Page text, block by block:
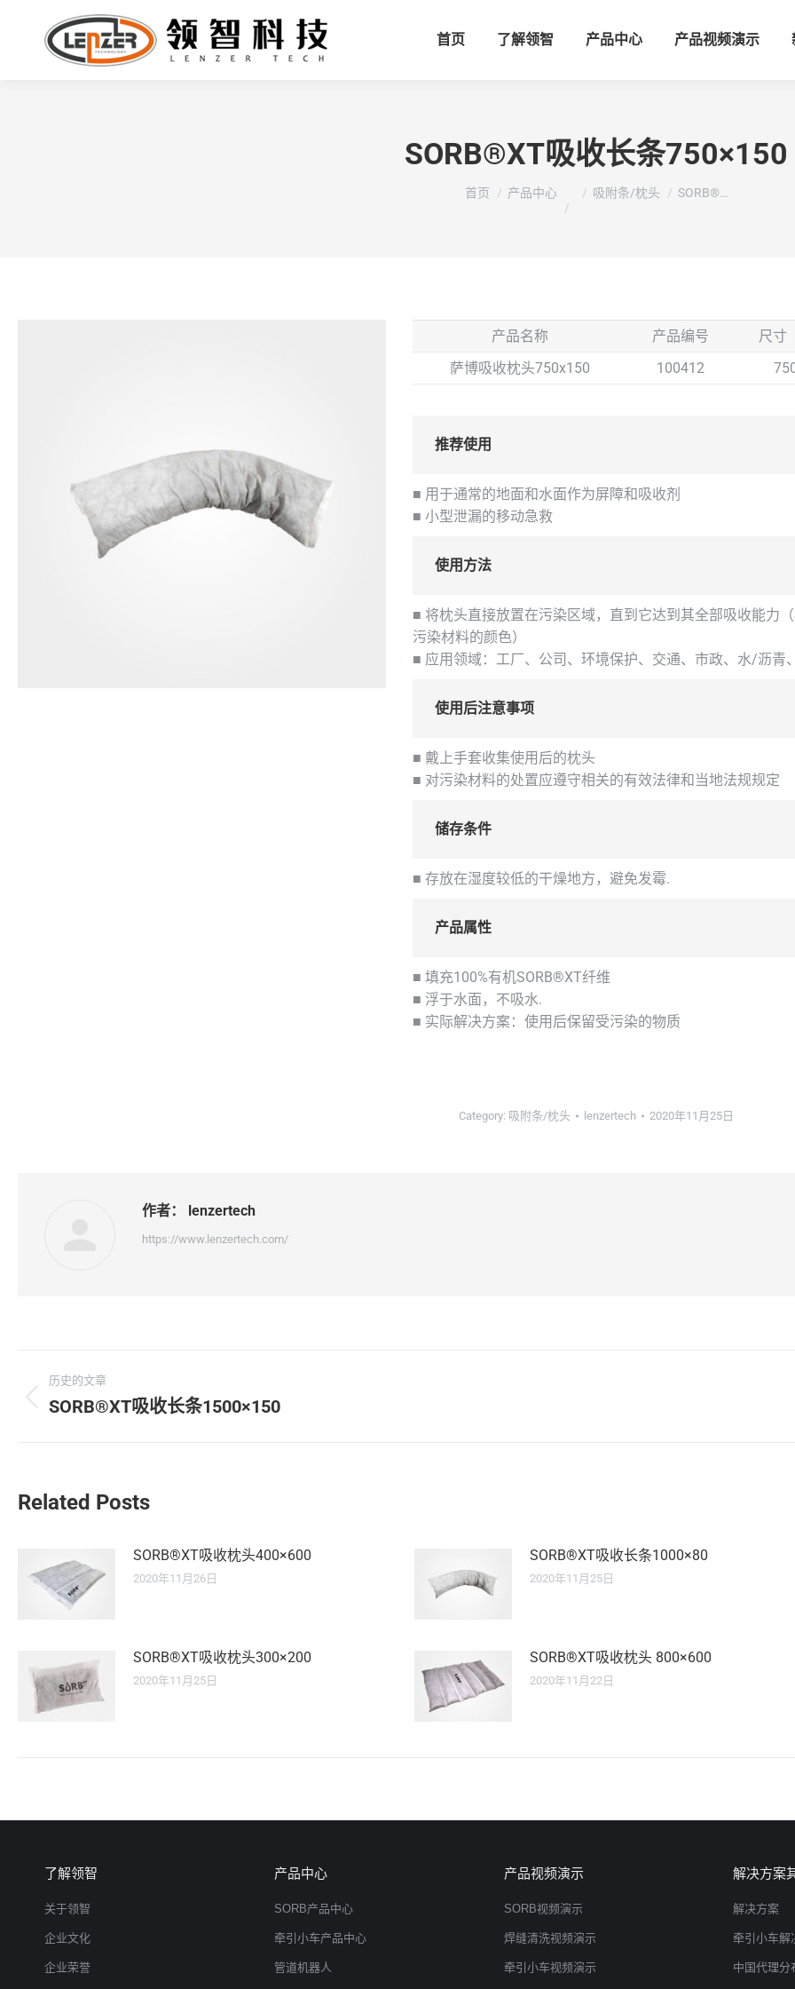
首页 了解领智 产品中心 产品视频演示
SORB®XT吸收长条750×150
您在这里：
首页 产品中心 吸附条/枕头 SORB®…
产品名称 产品编号 尺寸
萨博吸收枕头750x150
100412
推荐使用
■ 用于通常的地面和水面作为屏障和吸收剂
■ 小型泄漏的移动急救
使用方法
■ 将枕头直接放置在污染区域，直到它达到其全部吸收能力
污染材料的颜色）
■ 应用领域：工厂、公司、环境保护、交通、市政、水/沥青
使用后注意事项
■ 戴上手套收集使用后的枕头
■ 对污染材料的处置应遵守相关的有效法律和当地法规规定
储存条件
■ 存放在湿度较低的干燥地方，避免发霉.
产品属性
■ 填充100%有机SORB®XT纤维
■ 浮于水面，不吸水.
■ 实际解决方案：使用后保留受污染的物质
Category: 吸附条/枕头 lenzertech 2020年11月25日
作者： lenzertech
https://www.lenzertech.com/
章
航
历史的文章
历
章：
SORB®XT吸收长条1500×150
Related Posts
SORB®XT吸收枕头400×600
2020年11月26日
SORB®XT吸收长条1000×80
2020年11月25日
SORB®XT吸收枕头300×200
2020年11月25日
SORB®XT吸收枕头 800×600
2020年11月22日
了解领智
关于领智
企业文化
企业荣誉
产品中心
SORB产品中心
牵引小车产品中心
管道机器人
产品视频演示
SORB视频演示
焊缝清洗视频演示
牵引小车视频演示
解决方案
解决方案
牵引小车解
中国代理分